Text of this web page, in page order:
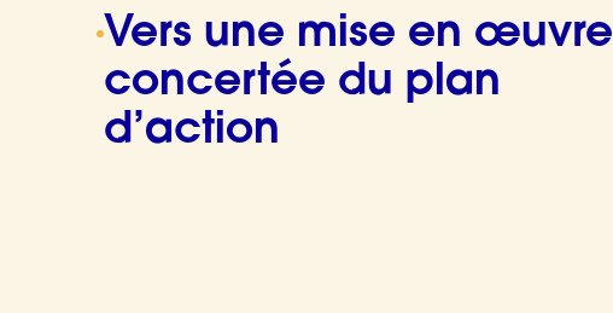
Vers une mise en œuvre
concertée du plan
d’action